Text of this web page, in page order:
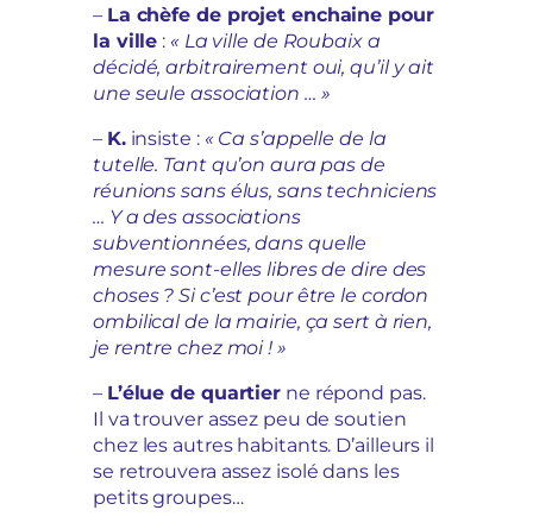
– La chèfe de projet enchaine pour
la ville : « La ville de Roubaix a
décidé, arbitrairement oui, qu’il y ait
une seule association … »
– K.insiste : « Ca s’appelle de la
tutelle. Tant qu’on aura pas de
réunions sans élus, sans techniciens
… Y a des associations
subventionnées, dans quelle
mesure sont-elles libres de dire des
choses ? Si c’est pour être le cordon
ombilical de la mairie, ça sert à rien,
je rentre chez moi ! »
– L’élue de quartier ne répond pas.
Il va trouver assez peu de soutien
chez les autres habitants. D’ailleurs il
se retrouvera assez isolé dans les
petits groupes…